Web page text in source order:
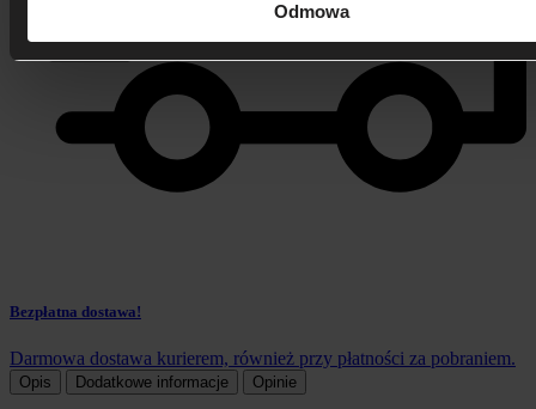
Odmowa
Bezpłatna dostawa!
Darmowa dostawa kurierem, również przy płatności za pobraniem.
Opis Dodatkowe informacje Opinie